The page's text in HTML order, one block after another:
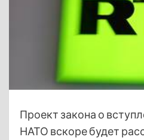
Проект закона о
НАТО вскоре будет